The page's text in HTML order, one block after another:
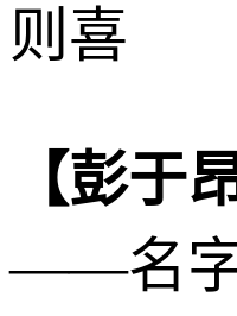
则喜
【彭于
——名字